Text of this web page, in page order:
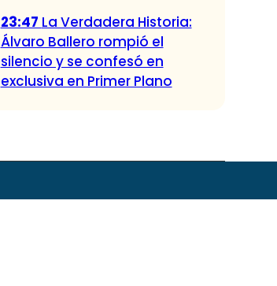
23:47 La Verdadera Historia:
Álvaro Ballero rompió el
silencio y se confesó en
exclusiva en Primer Plano